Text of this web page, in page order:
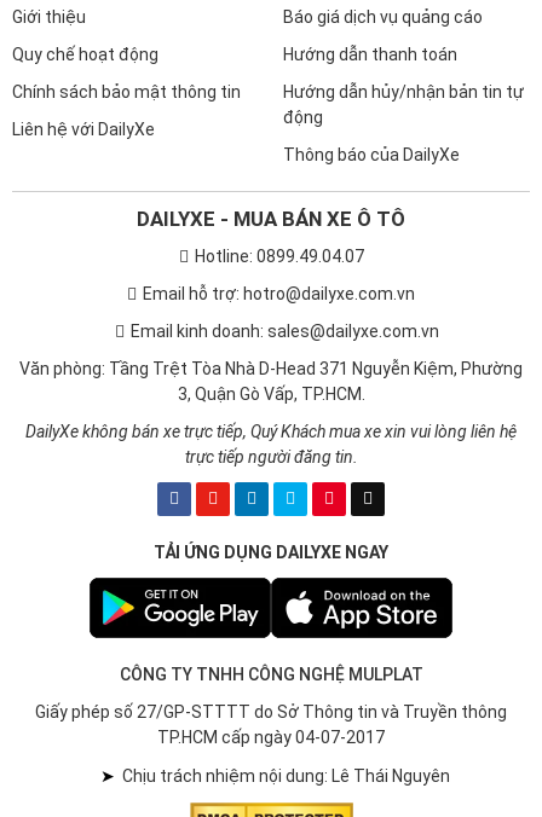
Giới thiệu
Quy chế hoạt động
Chính sách bảo mật thông tin
Liên hệ với DailyXe
Báo giá dịch vụ quảng cáo
Hướng dẫn thanh toán
Hướng dẫn hủy/nhận bản tin tự
động
Thông báo của DailyXe
DAILYXE - MUA BÁN XE Ô TÔ
Hotline: 0899.49.04.07
Email hỗ trợ: hotro@dailyxe.com.vn
Email kinh doanh: sales@dailyxe.com.vn
Văn phòng: Tầng Trệt Tòa Nhà D-Head 371 Nguyễn Kiệm, Phường
3, Quận Gò Vấp, TP.HCM.
DailyXe không bán xe trực tiếp, Quý Khách mua xe xin vui lòng liên hệ
trực tiếp người đăng tin.
TẢI ỨNG DỤNG DAILYXE NGAY
CÔNG TY TNHH CÔNG NGHỆ MULPLAT
Giấy phép số 27/GP-STTTT do Sở Thông tin và Truyền thông
TP.HCM cấp ngày 04-07-2017
➤ Chịu trách nhiệm nội dung: Lê Thái Nguyên